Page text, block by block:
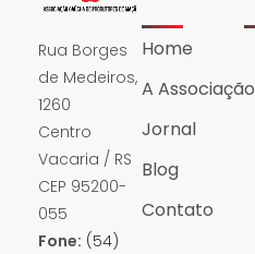
Rua Borges
de Medeiros,
1260
Centro
Vacaria / RS
CEP 95200-
055
Fone: (54)
Home
A Associação
Jornal
Blog
Contato